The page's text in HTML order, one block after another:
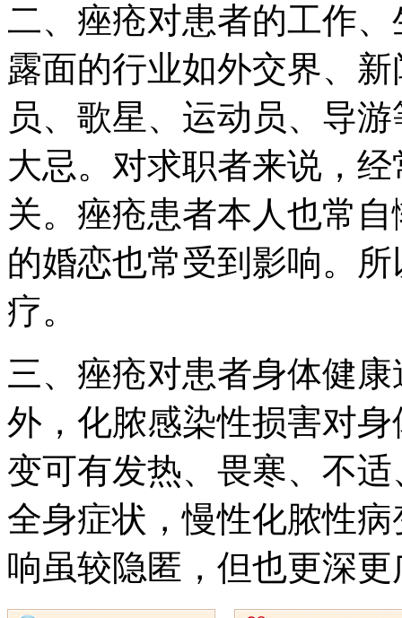
二、痤疮对患者的工作
露面的行业如外交界、
员、歌星、运动员、导
大忌。对求职者来说，
关。痤疮患者本人也常
的婚恋也常受到影响。
疗。
三、痤疮对患者身体健
外，化脓感染性损害对
变可有发热、畏寒、不
全身症状，慢性化脓性
响虽较隐匿，但也更深更